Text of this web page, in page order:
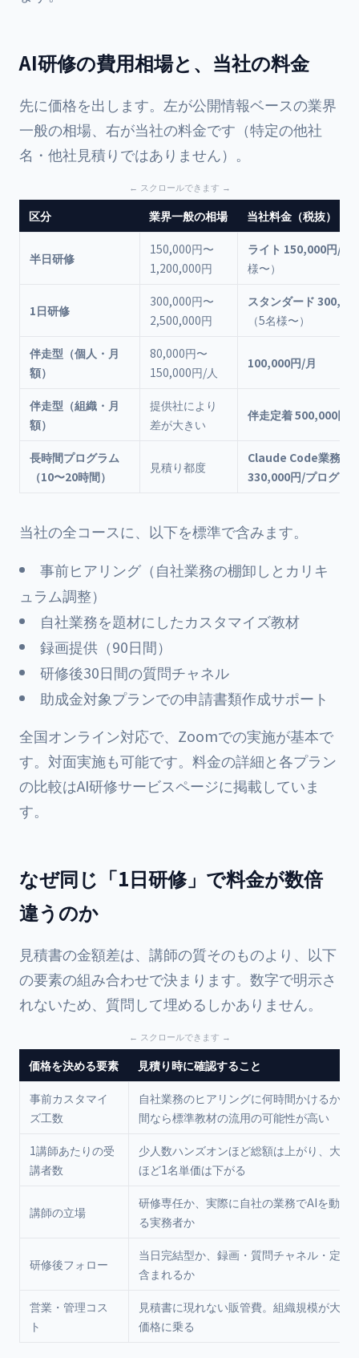
AI研修の費用相場と、当社の料金
先に価格を出します。左が公開情報ベースの業界
一般の相場、右が当社の料金です（特定の他社
名・他社見積りではありません）。
区分 業界一般の相場 当社料金（税抜）
半日研修
150,000円〜
1,200,000円
ライト 150,000円/人
様〜）
1日研修
300,000円〜
2,500,000円
スタンダード
（5名様〜）
伴走型（個人・月
額）
80,000円〜
150,000円/人
100,000円/月
伴走型（組織・月
額）
提供社により
差が大きい
伴走定着 500,000円/
長時間プログラム
（10〜20時間）
見積り都度
Claude Code業務導
330,000円/プログラ
当社の全コースに、以下を標準で含みます。
事前ヒアリング（自社業務の棚卸しとカリキ
ュラム調整）
自社業務を題材にしたカスタマイズ教材
録画提供（90日間）
研修後30日間の質問チャネル
助成金対象プランでの申請書類作成サポート
全国オンライン対応で、Zoomでの実施が基本で
す。対面実施も可能です。料金の詳細と各プラン
の比較はAI研修サービスページに掲載していま
す。
なぜ同じ「1日研修」で料金が数倍
違うのか
見積書の金額差は、講師の質そのものより、以下
の要素の組み合わせで決まります。数字で明示さ
れないため、質問して埋めるしかありません。
価格を決める要素 見積り時に確認すること
事前カスタマイ
ズ工数
自社業務のヒアリングに何時間かけるか。
間なら標準教材の流用の可能性が高い
1講師あたりの受
講者数
少人数ハンズオンほど総額は上がり、大人
ほど1名単価は下がる
講師の立場
研修専任か、実際に自社の業務でAIを動か
る実務者か
研修後フォロー
当日完結型か、録画・質問チャネル・定期
含まれるか
営業・管理コス
ト
見積書に現れない販管費。組織規模が大き
価格に乗る